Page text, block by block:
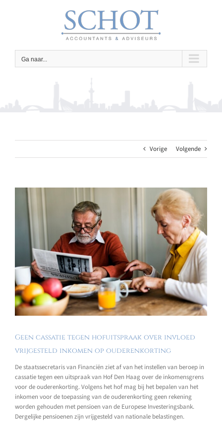
Ga naar...
Vorige Volgende
Bekijk
grotere
afbeelding
Geen cassatie tegen hofuitspraak over invloed
vrijgesteld inkomen op ouderenkorting
De staatssecretaris van Financiën ziet af van het instellen van beroep in
cassatie tegen een uitspraak van Hof Den Haag over de inkomensgrens
voor de ouderenkorting. Volgens het hof mag bij het bepalen van het
inkomen voor de toepassing van de ouderenkorting geen rekening
worden gehouden met pensioen van de Europese Investeringsbank.
Dergelijke pensioenen zijn vrijgesteld van nationale belastingen.